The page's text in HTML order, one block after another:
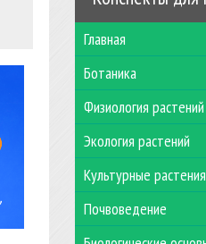
Главная
Ботаника
Физиология растений
Экология растений
Культурные растения
Почвоведение